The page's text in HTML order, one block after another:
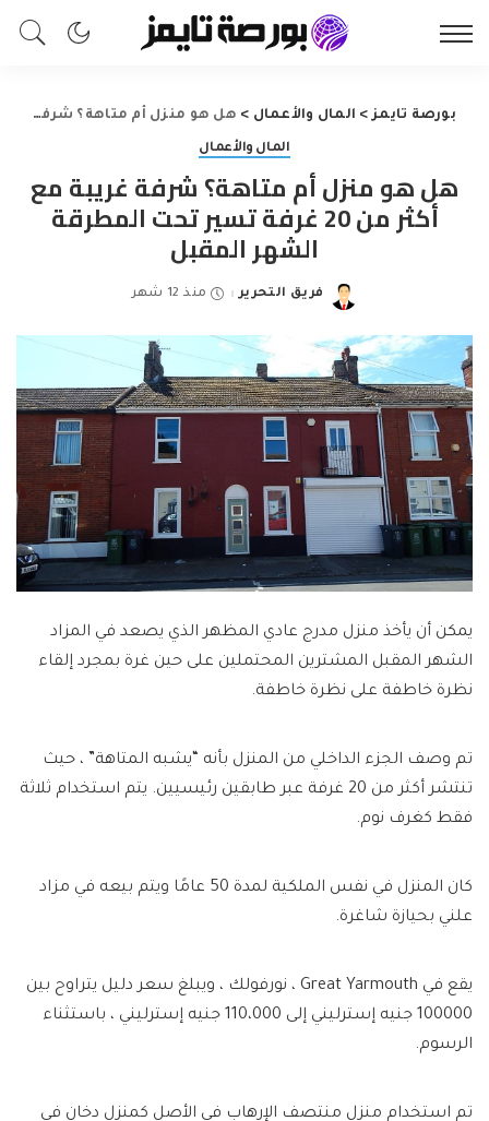
بورصة تايمز> المال والأعمال > هل هو منزل أم متاهة؟ شرفة غريبة مع أكثر من 20 غرفة تسير تحت المطرقة الشهر المقبل
المال والأعمال
هل هو منزل أم متاهة؟ شرفة غريبة مع
أكثر من 20 غرفة تسير تحت المطرقة
الشهر المقبل
Posted
فريق التحرير منذ 12 شهر
يمكن أن يأخذ منزل مدرج عادي المظهر الذي يصعد في المزاد
الشهر المقبل المشترين المحتملين على حين غرة بمجرد إلقاء
نظرة خاطفة على نظرة خاطفة.
تم وصف الجزء الداخلي من المنزل بأنه “يشبه المتاهة” ، حيث
تنتشر أكثر من 20 غرفة عبر طابقين رئيسيين. يتم استخدام ثلاثة
فقط كغرف نوم.
كان المنزل في نفس الملكية لمدة 50 عامًا ويتم بيعه في مزاد
علني بحيازة شاغرة.
يقع في Great Yarmouth ، نورفولك ، ويبلغ سعر دليل يتراوح بين
100000 جنيه إسترليني إلى 110،000 جنيه إسترليني ، باستثناء
الرسوم.
تم استخدام منزل منتصف الإرهاب في الأصل كمنزل دخان في